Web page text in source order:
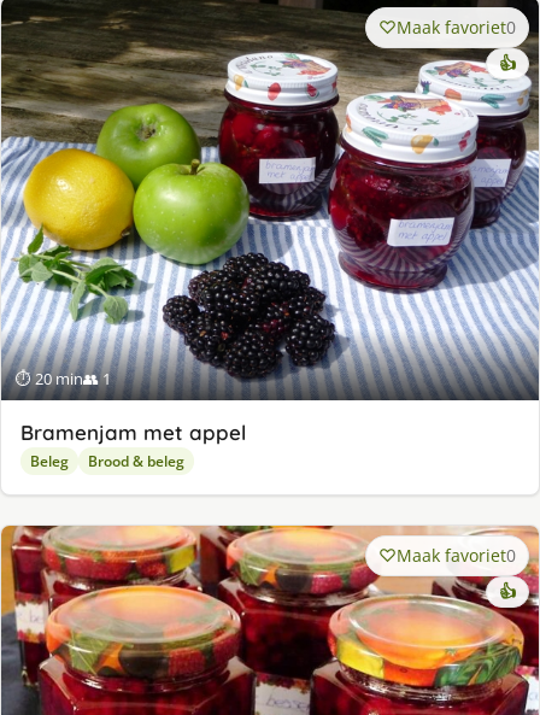
⏱ 20 min👥 1
Maak favoriet0
👍
Bramenjam met appel
Beleg Brood & beleg
Maak favoriet0
👍